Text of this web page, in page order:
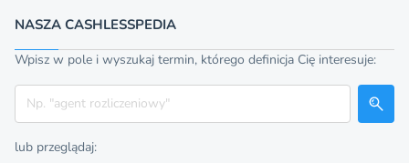
NASZA CASHLESSPEDIA
Wpisz w pole i wyszukaj termin, którego definicja Cię interesuje:
Szukaj
lub przeglądaj: